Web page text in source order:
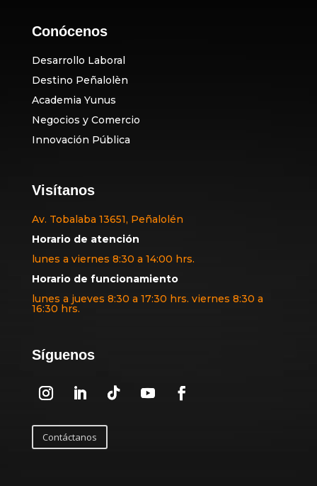
Conócenos
Desarrollo Laboral
Destino Peñalolèn
Academia Yunus
Negocios y Comercio
Innovación Pública
Visítanos
Av. Tobalaba 13651, Peñalolén
Horario de atención
lunes a viernes 8:30 a 14:00 hrs.
Horario de funcionamiento
lunes a jueves 8:30 a 17:30 hrs. viernes 8:30 a
16:30 hrs.
Síguenos
Contáctanos